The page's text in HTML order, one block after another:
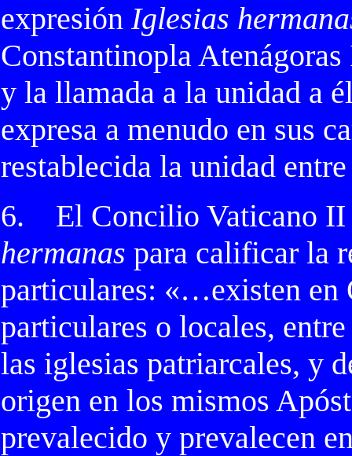
expresión Iglesias
Constantinopla
y la llamada a la unidad a
expresa a menudo en sus
restablecida la unidad
6.
El Concilio Vaticano
hermanas para calificar la
particulares: «…existen en
particulares o locales,
las iglesias patriarcales, y
origen en los mismos
prevalecido y prevalecen